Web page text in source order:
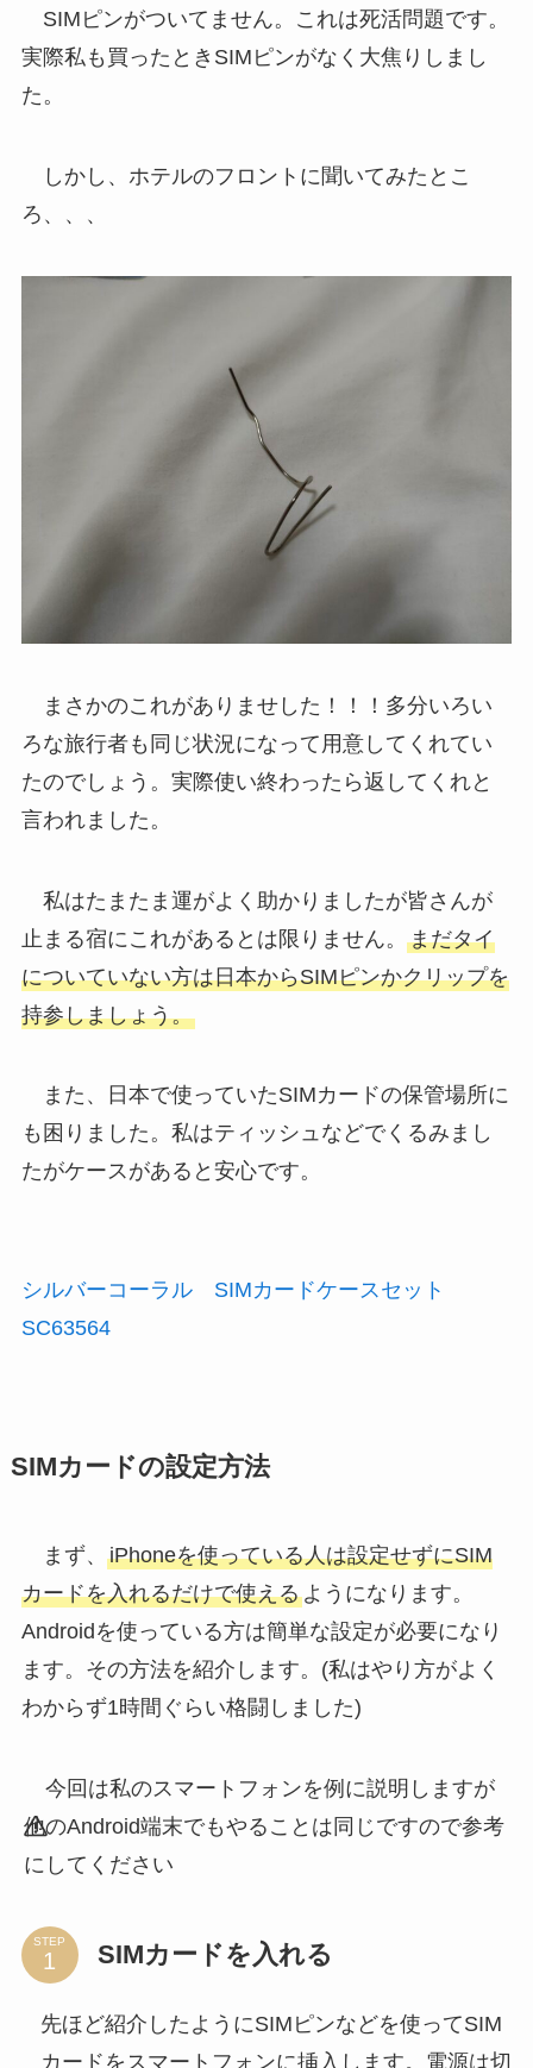
SIMピンがついてません。これは死活問題です。
実際私も買ったときSIMピンがなく大焦りしまし
た。
しかし、ホテルのフロントに聞いてみたとこ
ろ、、、
まさかのこれがありませした！！！多分いろい
ろな旅行者も同じ状況になって用意してくれてい
たのでしょう。実際使い終わったら返してくれと
言われました。
私はたまたま運がよく助かりましたが皆さんが
止まる宿にこれがあるとは限りません。 まだタイ
についていない方は日本からSIMピンかクリップを
持参しましょう。
また、日本で使っていたSIMカードの保管場所に
も困りました。私はティッシュなどでくるみまし
たがケースがあると安心です。
シルバーコーラル SIMカードケースセット
SC63564
SIMカードの設定方法
まず、 iPhoneを使っている人は設定せずにSIM
カードを入れるだけで使えるようになります。
Androidを使っている方は簡単な設定が必要になり
ます。その方法を紹介します。(私はやり方がよく
わからず1時間ぐらい格闘しました)
今回は私のスマートフォンを例に説明しますが
他のAndroid端末でもやることは同じですので参考
にしてください
STEP SIMカードを入れる
先ほど紹介したようにSIMピンなどを使ってSIM
カードをスマートフォンに挿入します。電源は切